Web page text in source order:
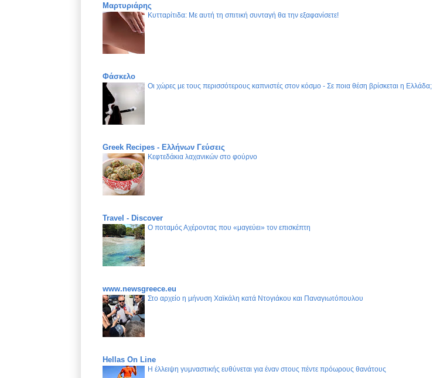
Μαρτυριάρης
Κυτταρίτιδα: Με αυτή τη σπιτική συνταγή θα την εξαφανίσετε!
Φάσκελο
Οι χώρες με τους περισσότερους καπνιστές στον κόσμο - Σε ποια θέση βρίσκεται η Ελλάδα;
Greek Recipes - Ελλήνων Γεύσεις
Κεφτεδάκια λαχανικών στο φούρνο
Travel - Discover
Ο ποταμός Αχέροντας που «μαγεύει» τον επισκέπτη
www.newsgreece.eu
Στο αρχείο η μήνυση Χαϊκάλη κατά Ντογιάκου και Παναγιωτόπουλου
Hellas On Line
Η έλλειψη γυμναστικής ευθύνεται για έναν στους πέντε πρόωρους θανάτους